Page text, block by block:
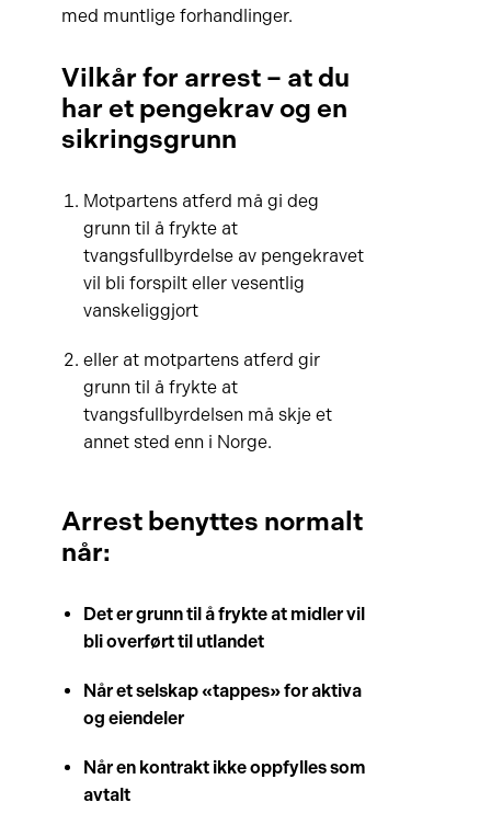
med muntlige forhandlinger.
Vilkår for arrest – at du
har et pengekrav og en
sikringsgrunn
Motpartens atferd må gi deg
grunn til å frykte at
tvangsfullbyrdelse av pengekravet
vil bli forspilt eller vesentlig
vanskeliggjort
eller at motpartens atferd gir
grunn til å frykte at
tvangsfullbyrdelsen må skje et
annet sted enn i Norge.
Arrest benyttes normalt
når:
Det er grunn til å frykte at midler vil
bli overført til utlandet
Når et selskap «tappes» for aktiva
og eiendeler
Når en kontrakt ikke oppfylles som
avtalt